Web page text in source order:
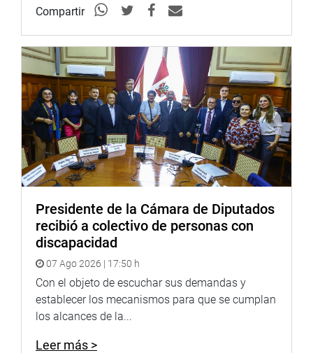
Compartir
Presidente de la Cámara de Diputados
recibió a colectivo de personas con
discapacidad
07 Ago 2026 | 17:50 h
Con el objeto de escuchar sus demandas y
establecer los mecanismos para que se cumplan
los alcances de la...
Leer más >